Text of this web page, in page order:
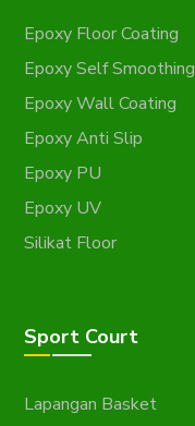
Epoxy Floor Coating
Epoxy Self Smoothing
Epoxy Wall Coating
Epoxy Anti Slip
Epoxy PU
Epoxy UV
Silikat Floor
Sport Court
Lapangan Basket